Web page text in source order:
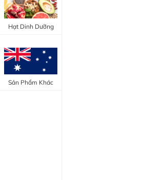
Hạt Dinh Dưỡng
Sản Phẩm Khác